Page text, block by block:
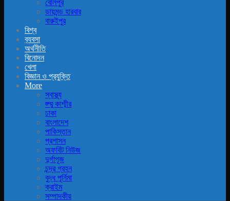
বোলপুর
ডায়মন্ড হারবার
বারুইপুর
বিশ্ব
ব‍্যবসা
অর্থনীতি
বিনোদন
খেলা
বিজ্ঞান ও প্রযুক্তি
More
স্বাস্থ্য
জ্ম্মু কাশ্মীর
ঢাকা
বাংলাদেশ
পাকিস্তান
প্রশাসন
অফবিট নিউজ
দুর্গাপূজ
চন্দ্র গ্রহন
বুদ্ধ পূর্নিমা
ক্রাইম
সম্পাদকীয়